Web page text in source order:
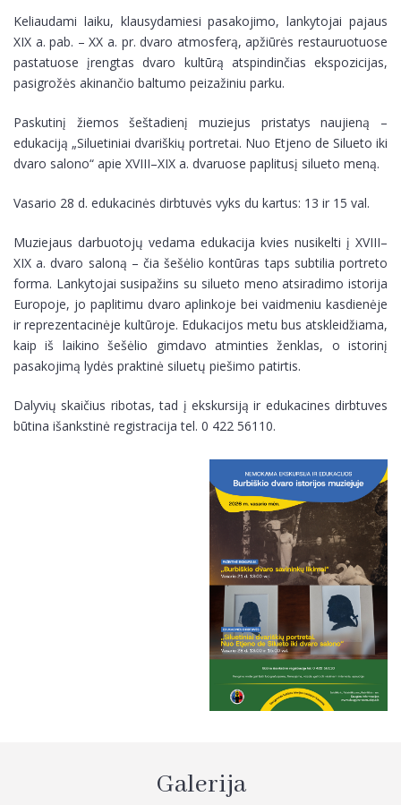
Keliaudami laiku, klausydamiesi pasakojimo, lankytojai pajaus
XIX a. pab. – XX a. pr. dvaro atmosferą, apžiūrės restauruotuose
pastatuose įrengtas dvaro kultūrą atspindinčias ekspozicijas,
pasigrožės akinančio baltumo peizažiniu parku.
Paskutinį žiemos šeštadienį muziejus pristatys naujieną –
edukaciją „Siluetiniai dvariškių portretai. Nuo Etjeno de Silueto iki
dvaro salono“ apie XVIII–XIX a. dvaruose paplitusį silueto meną.
Vasario 28 d. edukacinės dirbtuvės vyks du kartus: 13 ir 15 val.
Muziejaus darbuotojų vedama edukacija kvies nusikelti į XVIII–
XIX a. dvaro saloną – čia šešėlio kontūras taps subtilia portreto
forma. Lankytojai susipažins su silueto meno atsiradimo istorija
Europoje, jo paplitimu dvaro aplinkoje bei vaidmeniu kasdienėje
ir reprezentacinėje kultūroje. Edukacijos metu bus atskleidžiama,
kaip iš laikino šešėlio gimdavo atminties ženklas, o istorinį
pasakojimą lydės praktinė siluetų piešimo patirtis.
Dalyvių skaičius ribotas, tad į ekskursiją ir edukacines dirbtuves
būtina išankstinė registracija tel. 0 422 56110.
Galerija